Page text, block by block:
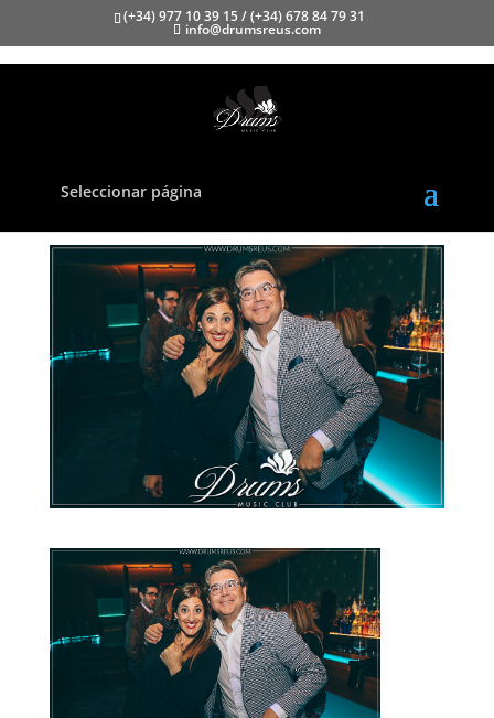
(+34) 977 10 39 15 / (+34) 678 84 79 31
info@drumsreus.com
Seleccionar página